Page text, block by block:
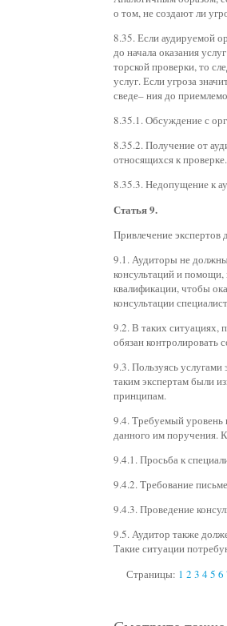
о том, не создают ли
8.35. Если аудируемой
до начала оказания
торской проверки, то
услуг. Если угроза
сведе– ния до
8.35.1. Обсуждение с
8.35.2. Получение от
относящихся к проверке.
8.35.3. Недопущение к
Статья 9.
Привлечение экспертов
9.1. Аудиторы не
консультаций и помощи,
квалификации, чтобы
консультации
9.2. В таких ситуациях,
обязан контролировать
9.3. Пользуясь
таким экспертам были
принципам.
9.4. Требуемый уровень
данного им поручения.
9.4.1. Просьба к
9.4.2. Требование
9.4.3. Проведение
9.5. Аудитор также
Такие ситуации
Страницы: 1 2 3 45 6